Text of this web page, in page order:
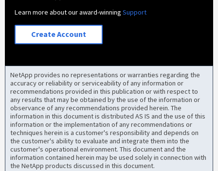
Learn more about our award-winningSupport
Create Account
NetApp provides no representations or warranties regarding the
accuracy or reliability or serviceability of any information or
recommendations provided in this publication or with respect to
any results that may be obtained by the use of the information or
observance of any recommendations provided herein. The
information in this document is distributed AS IS and the use of this
information or the implementation of any recommendations or
techniques herein is a customer's responsibility and depends on
the customer's ability to evaluate and integrate them into the
customer's operational environment. This document and the
information contained herein may be used solely in connection with
the NetApp products discussed in this document.